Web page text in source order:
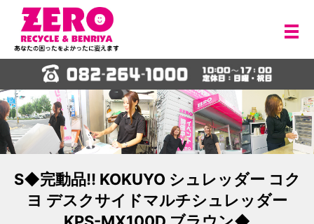
メ
S◆完動品!! KOKUYO シュレッダー コク
ヨ デスクサイドマルチシュレッダー